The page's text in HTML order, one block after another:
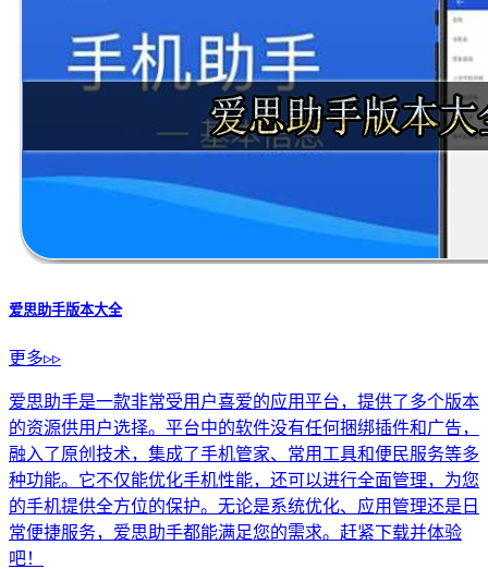
爱思助手版本大全
更多▹▹
爱思助手是一款非常受用户喜爱的应用平台，提供了多个版本
的资源供用户选择。平台中的软件没有任何捆绑插件和广告，
融入了原创技术，集成了手机管家、常用工具和便民服务等多
种功能。它不仅能优化手机性能，还可以进行全面管理，为您
的手机提供全方位的保护。无论是系统优化、应用管理还是日
常便捷服务，爱思助手都能满足您的需求。赶紧下载并体验
吧！